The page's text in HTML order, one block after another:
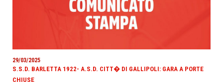
29/03/2025
S.S.D. BARLETTA 1922- A.S.D. CITT� DI GALLIPOLI: GARA A PORTE
CHIUSE